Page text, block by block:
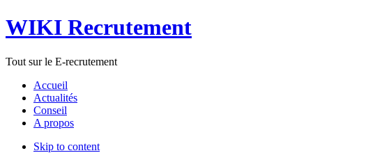
WIKI Recrutement
Tout sur le E-recrutement
Accueil
Actualités
Conseil
A propos
Skip to content